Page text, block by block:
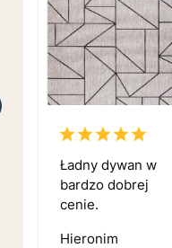
Ładny dywan w
bardzo dobrej
cenie.
Hieronim